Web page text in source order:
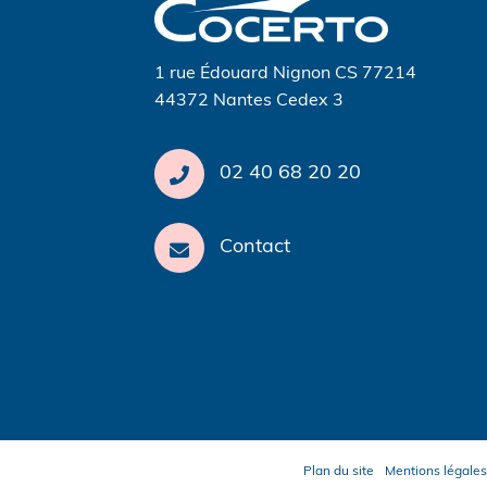
1 rue Édouard Nignon CS 77214
44372 Nantes Cedex 3
02 40 68 20 20
Contact
Plan du site Mentions légales